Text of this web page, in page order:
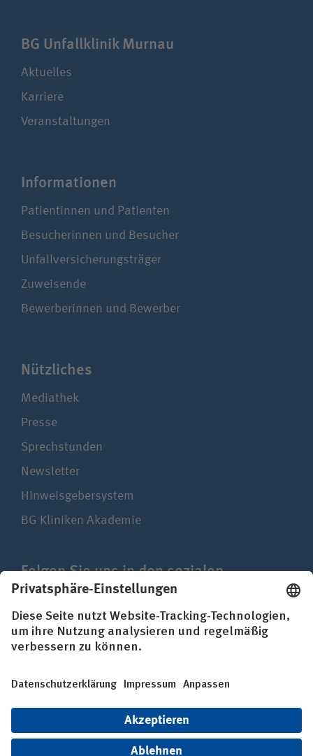
BG Unfall­klinik Murnau
Aktuelles
Karriere
Veranstaltungen
Infor­ma­tionen
Patientinnen und Patienten
Besucherinnen und Besucher
Unfallversicherungsträger
Zuweisende
Bewerberinnen und Bewerber
Nützliches
Mediathek
Presse
Sprechstunden
Newsletter
Hinweisgebersystem
BG Kliniken Akademie
Folgen Sie uns in den sozialen
Netzwerken
Impressum
Datenschutz
Erklärung zur Barrierefreiheit
© BG Kliniken – Klinikverbund der gesetzlichen